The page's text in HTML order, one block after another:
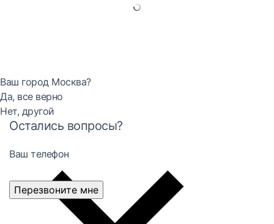
Ваш город Москва?
Да, все верно
Нет, другой
Остались вопросы?
Ваш телефон
Перезвоните мне